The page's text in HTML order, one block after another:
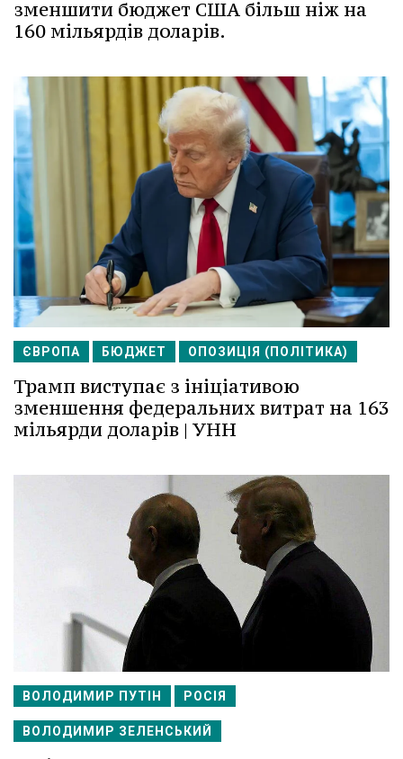
зменшити бюджет США більш ніж на
160 мільярдів доларів.
ЄВРОПА БЮДЖЕТ ОПОЗИЦІЯ (ПОЛІТИКА)
Трамп виступає з ініціативою
зменшення федеральних витрат на 163
мільярди доларів | УНН
ВОЛОДИМИР ПУТІН РОСІЯ
ВОЛОДИМИР ЗЕЛЕНСЬКИЙ